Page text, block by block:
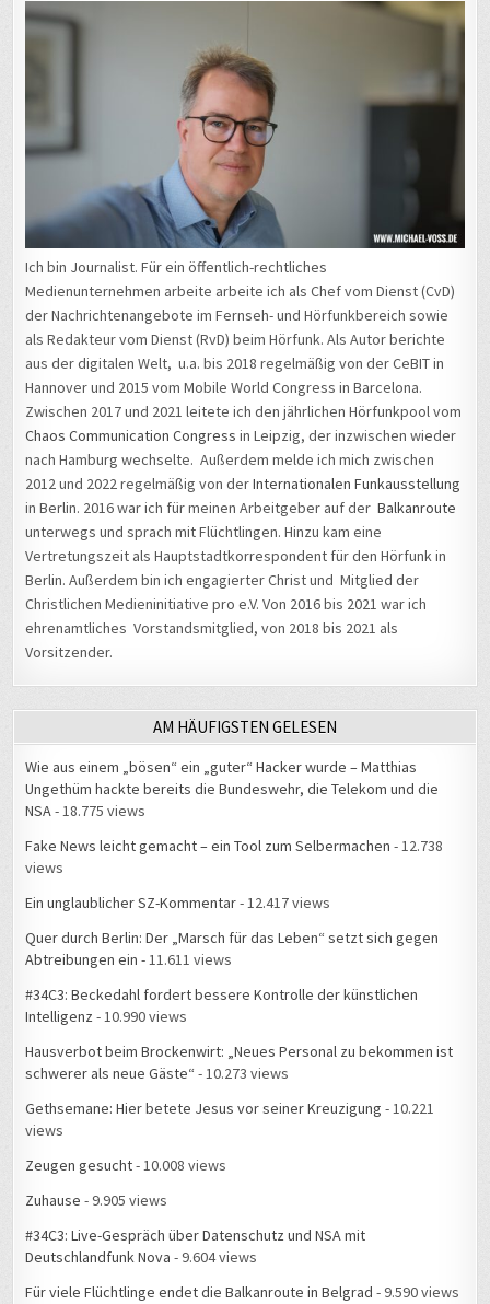
Ich bin Journalist. Für ein öffentlich-rechtliches
Medienunternehmen arbeite arbeite ich als Chef vom Dienst (CvD)
der Nachrichtenangebote im Fernseh- und Hörfunkbereich sowie
als Redakteur vom Dienst (RvD) beim Hörfunk. Als Autor berichte
aus der digitalen Welt, u.a. bis 2018 regelmäßig von der CeBIT in
Hannover und 2015 vom Mobile World Congress in Barcelona.
Zwischen 2017 und 2021 leitete ich den jährlichen Hörfunkpool vom
Chaos Communication Congress in Leipzig, der inzwischen wieder
nach Hamburg wechselte. Außerdem melde ich mich zwischen
2012 und 2022 regelmäßig von derInternationalen Funkausstellung
in Berlin. 2016 war ich für meinen Arbeitgeber auf derBalkanroute
unterwegs und sprach mit Flüchtlingen. Hinzu kam eine
Vertretungszeit als Hauptstadtkorrespondent für den Hörfunk in
Berlin. Außerdem bin ich engagierter Christ und Mitglied der
Christlichen Medieninitiative pro e.V. Von 2016 bis 2021 war ich
ehrenamtliches Vorstandsmitglied, von 2018 bis 2021 als
Vorsitzender.
AM HÄUFIGSTEN GELESEN
Wie aus einem „bösen“ ein „guter“ Hacker wurde – Matthias
Ungethüm hackte bereits die Bundeswehr, die Telekom und die
NSA- 18.775 views
Fake News leicht gemacht – ein Tool zum Selbermachen - 12.738
views
Ein unglaublicher SZ-Kommentar- 12.417 views
Quer durch Berlin: Der „Marsch für das Leben“ setzt sich gegen
Abtreibungen ein - 11.611 views
#34C3: Beckedahl fordert bessere Kontrolle der künstlichen
Intelligenz - 10.990 views
Hausverbot beim Brockenwirt: „Neues Personal zu bekommen ist
schwerer als neue Gäste“ - 10.273 views
Gethsemane: Hier betete Jesus vor seiner Kreuzigung - 10.221
views
Zeugen gesucht- 10.008 views
Zuhause - 9.905 views
#34C3: Live-Gespräch über Datenschutz und NSA mit
Deutschlandfunk Nova - 9.604 views
Für viele Flüchtlinge endet die Balkanroute in Belgrad - 9.590 views